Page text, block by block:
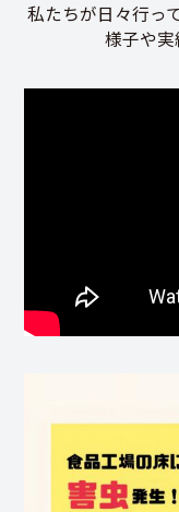
私たちが日々行っ
様子や